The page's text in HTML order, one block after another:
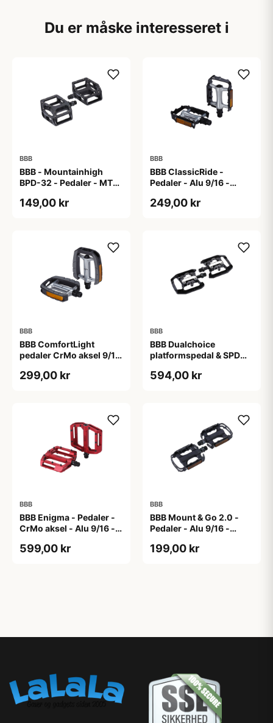
Du er måske interesseret i
BBB
BBB - Mountainhigh
BPD-32 - Pedaler - MTB
149,00 kr
BBB
BBB ClassicRide -
Pedaler - Alu 9/16 -
249,00 kr
BBB
BBB ComfortLight
pedaler CrMo aksel 9/16
299,00 kr
BBB
BBB Dualchoice
platformspedal & SPD
594,00 kr
BBB
BBB Enigma - Pedaler -
CrMo aksel - Alu 9/16 -
599,00 kr
BBB
BBB Mount & Go 2.0 -
Pedaler - Alu 9/16 -
199,00 kr